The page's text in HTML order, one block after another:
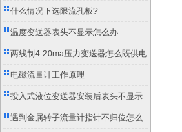
什么情况下选限流孔板?
温度变送器表头不显示怎么办
两线制4-20ma压力变送器怎么既供电
又传信号？
电磁流量计工作原理
投入式液位变送器安装后表头不显示
怎么办？
遇到金属转子流量计指针不归位怎么